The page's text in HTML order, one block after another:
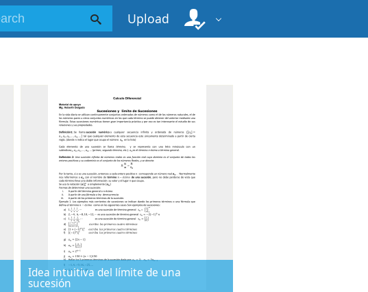
Upload
Idea intuitiva del límite de una
sucesión